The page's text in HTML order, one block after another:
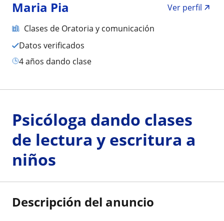
Maria Pia
Ver perfil
Clases de Oratoria y comunicación
Datos verificados
4 años dando clase
Psicóloga dando clases
de lectura y escritura a
niños
Descripción del anuncio